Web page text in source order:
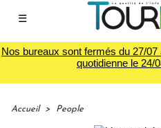
☰
Nos bureaux sont fermés du 27/
quotidienne le 24/
Accueil > People